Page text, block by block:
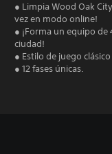
● Limpia Wood Oak
vez en modo online!
● ¡Forma un equipo
ciudad!
● Estilo de juego
● 12 fases únicas.